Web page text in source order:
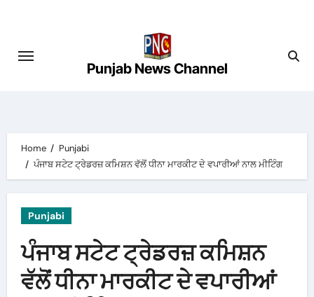
content
Punjab News Channel
Home
Punjabi
ਪੰਜਾਬ ਸਟੇਟ ਟ੍ਰੇਡਰਜ਼ ਕਮਿਸ਼ਨ ਵੱਲੋਂ ਧੀਨਾ ਮਾਰਕੀਟ ਦੇ ਵਪਾਰੀਆਂ ਨਾਲ ਮੀਟਿੰਗ
Punjabi
ਪੰਜਾਬ ਸਟੇਟ ਟ੍ਰੇਡਰਜ਼ ਕਮਿਸ਼ਨ
ਵੱਲੋਂ ਧੀਨਾ ਮਾਰਕੀਟ ਦੇ ਵਪਾਰੀਆਂ